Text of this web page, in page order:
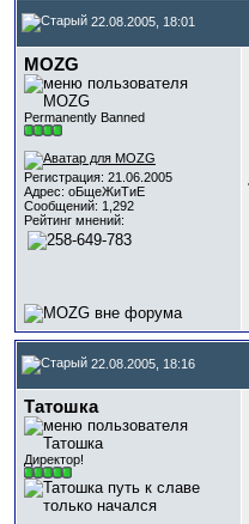
22.08.2005, 18:01
MOZG
Permanently Banned
Регистрация: 21.06.2005
Адрес: оБщеЖиТиЕ
Сообщений: 1,292
Рейтинг мнений:
22.08.2005, 18:16
Татошка
Директор!